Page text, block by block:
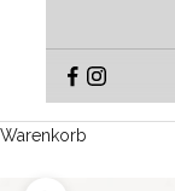
Warenkorb